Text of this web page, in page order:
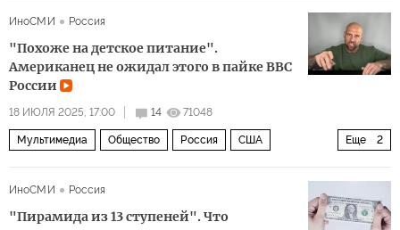
ИноСМИ
Россия
"Похоже на детское питание".
Американец не ожидал этого в пайке ВВС
России
18 ИЮЛЯ 2025, 17:00 14 71048
Еще 2
Мультимедиа Общество Россия США
ИноСМИ
Россия
"Пирамида из 13 ступеней". Что